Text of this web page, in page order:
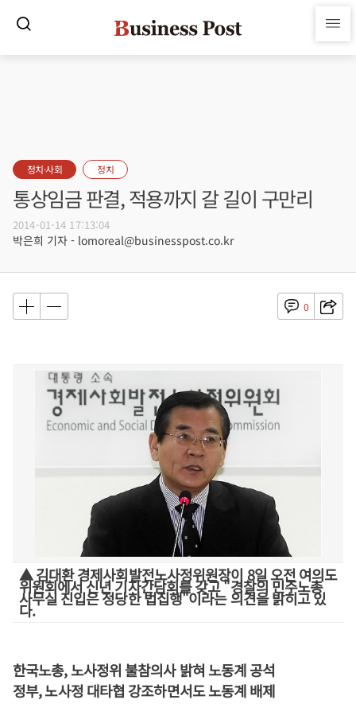
정치·사회 정치
통상임금 판결, 적용까지 갈 길이 구만리
2014-01-14 17:13:04
박은희 기자 - lomoreal@businesspost.co.kr
0
▲ 김대환 경제사회발전노사정위원장이 8일 오전 여의도
위원회에서 신년 기자간담회를 갖고 "경찰의 민주노총
사무실 진입은 정당한 법집행"이라는 의견을 밝히고 있
다.
한국노총, 노사정위 불참의사 밝혀 노동계 공석
정부, 노사정 대타협 강조하면서도 노동계 배제